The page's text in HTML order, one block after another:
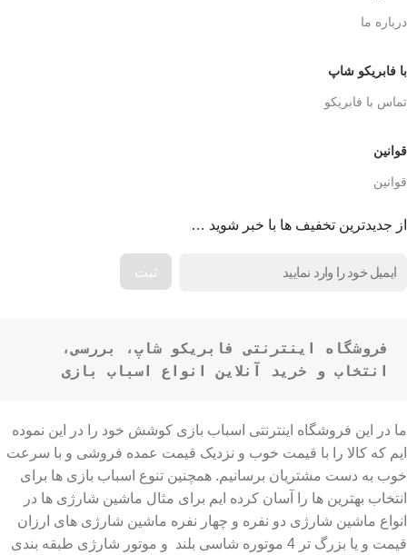
درباره ما
با فابریکو شاپ
تماس با فابریکو
قوانین
قوانین
از جدیدترین تخفیف ها با خبر شوید …
انتخاب و خرید آنلاین انواع اسباب بازی
ما در این فروشگاه اینترنتی اسباب بازی کوشش خود را در این نموده
ایم که کالا را با قیمت خوب و نزدیک قیمت عمده فروشی و با سرعت
خوب به دست مشتریان برسانیم. همچنین تنوع اسباب بازی ها برای
انتخاب بهترین ها را آسان کرده ایم برای مثال ماشین شارژی ها در
انواع ماشین شارژی دو نفره و چهار نفره ماشین شارژی های ارزان
قیمت و یا بزرگ تر 4 موتوره شاسی بلند و موتور شارژی طبقه بندی